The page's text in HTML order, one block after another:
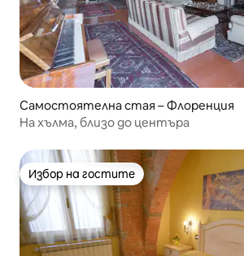
Самостоятелна стая – Флоренция
На хълма, близо до центъра
Избор на гостите
Избор на гостите